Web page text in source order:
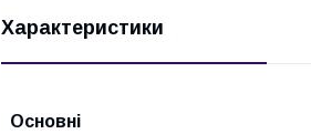
Характеристики
Основні